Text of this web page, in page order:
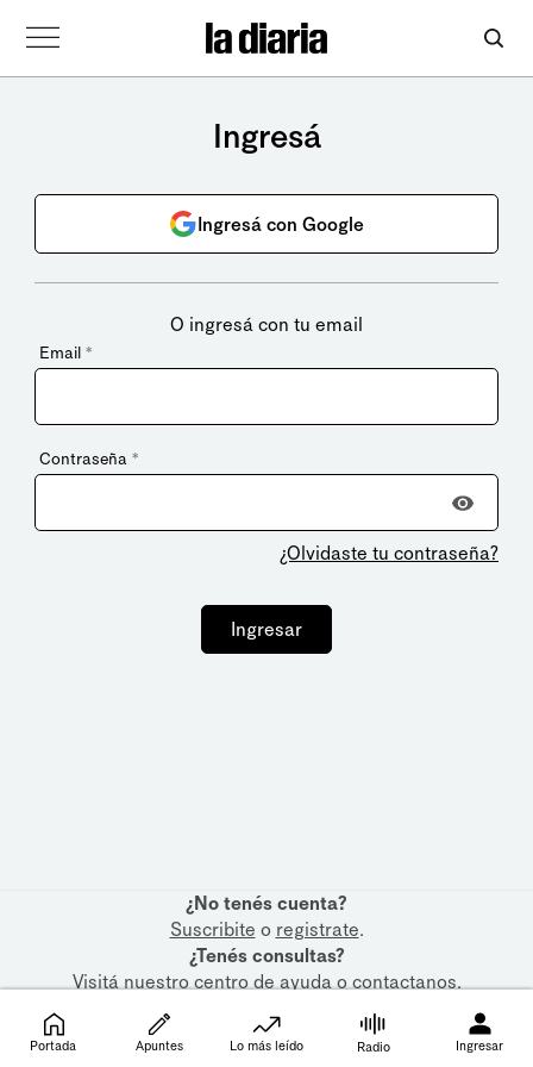
Ingresá
Ingresá con Google
O ingresá con tu email
Email *
Contraseña *
¿Olvidaste tu contraseña?
Ingresar
¿No tenés cuenta?
Suscribite o registrate.
¿Tenés consultas?
Visitá nuestrocentro de ayudaocontactanos.
Portada Apuntes Lo más leído Radio Ingresar